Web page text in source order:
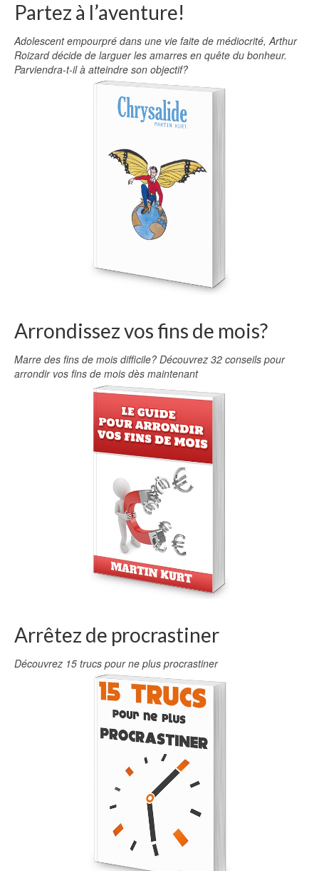
Partez à l’aventure!
Adolescent empourpré dans une vie faite de médiocrité, Arthur
Roizard décide de larguer les amarres en quête du bonheur.
Parviendra-t-il à atteindre son objectif?
Arrondissez vos fins de mois?
Marre des fins de mois difficile? Découvrez 32 conseils pour
arrondir vos fins de mois dès maintenant
Arrêtez de procrastiner
Découvrez 15 trucs pour ne plus procrastiner